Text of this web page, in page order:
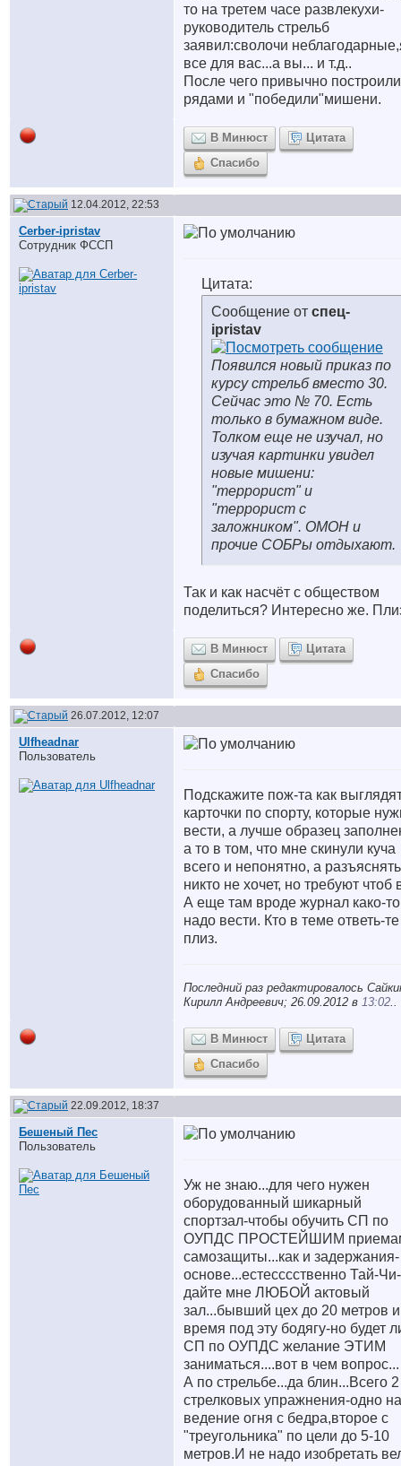
то на третем часе развлекухи-
руководитель стрельб
заявил:сволочи
все для вас...а вы... и т.д..
После чего привычно
рядами и "победили"мишени.
В Минюст
Цитата
Спасибо
12.04.2012, 22:53
Cerber-ipristav
Сотрудник ФССП
Цитата:
Сообщение от спец-
ipristav
Появился новый приказ по
курсу стрельб вместо 30.
Сейчас это № 70. Есть
только в бумажном виде.
Толком еще не изучал, но
изучая картинки увидел
новые мишени:
"террорист" и
"террорист с
заложником". ОМОН и
прочие СОБРы отдыхают.
Так и как насчёт с обществом
поделиться? Интересно же.
В Минюст
Цитата
Спасибо
26.07.2012, 12:07
Ulfheadnar
Пользователь
Подскажите пож-та как
карточки по спорту, которые
вести, а лучше образец
а то в том, что мне скинули куча
всего и непонятно, а разъяснять
никто не хочет, но требуют чтоб
А еще там вроде журнал како-то
надо вести. Кто в теме ответь-те
плиз.
Последний раз редактировалось
Кирилл Андреевич; 26.09.2012 в 13:02..
В Минюст
Цитата
Спасибо
22.09.2012, 18:37
Бешеный Пес
Пользователь
Уж не знаю...для чего нужен
оборудованный шикарный
спортзал-чтобы обучить СП по
ОУПДС ПРОСТЕЙШИМ
самозащиты...как и
основе...естесссственно Тай-Чи-
дайте мне ЛЮБОЙ актовый
зал...бывший цех до 20 метров и
время под эту бодягу-но будет
СП по ОУПДС желание ЭТИМ
заниматься....вот в чем вопрос...
А по стрельбе...да блин...Всего 2
стрелковых упражнения-одно на
ведение огня с бедра,второе с
"треугольника" по цели до 5-10
метров.И не надо изобретать